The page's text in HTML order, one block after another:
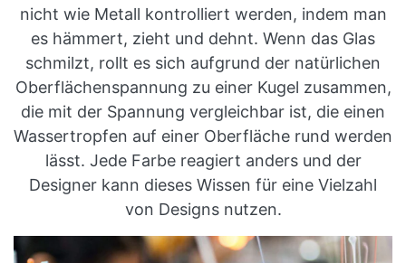
nicht wie Metall kontrolliert werden, indem man
es hämmert, zieht und dehnt. Wenn das Glas
schmilzt, rollt es sich aufgrund der natürlichen
Oberflächenspannung zu einer Kugel zusammen,
die mit der Spannung vergleichbar ist, die einen
Wassertropfen auf einer Oberfläche rund werden
lässt. Jede Farbe reagiert anders und der
Designer kann dieses Wissen für eine Vielzahl
von Designs nutzen.